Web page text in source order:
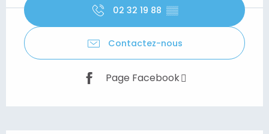
02 32 19 88 ▒▒
Contactez-nous
Page Facebook